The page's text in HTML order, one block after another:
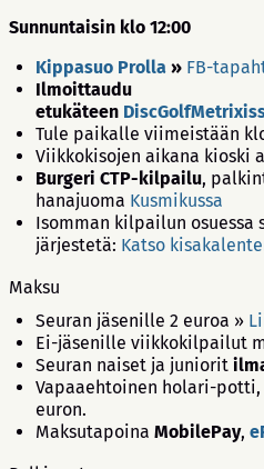
Sunnuntaisin klo 12:00
Kippasuo Prolla » FB-
Ilmoittaudu
etukäteen
Tule paikalle viimeistään
Viikkokisojen aikana kioski
Burgeri CTP-kilpailu,
hanajuoma Kusmikussa
Isomman kilpailun
järjestetä: Katso
Maksu
Seuran jäsenille 2 euroa »
Ei-jäsenille viikkokilpailut
Seuran naiset ja juniorit
Vapaaehtoinen holari-potti,
euron.
Maksutapoina MobilePay,